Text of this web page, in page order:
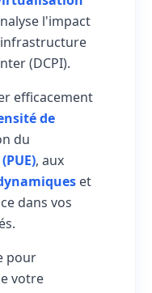
l'impact
(DCPI).
efficacement
de
du
, aux
et
dans vos
pour
votre